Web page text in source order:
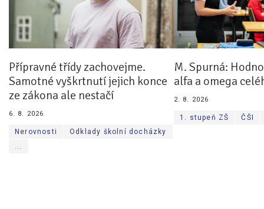
Přípravné třídy zachovejme.
Samotné vyškrtnutí jejich konce
ze zákona ale nestačí
6. 8. 2026
Nerovnosti
Odklady školní docházky
...
M. Spurná:
alfa a omega
2. 8. 2026
1. stupeň ZŠ ČŠI